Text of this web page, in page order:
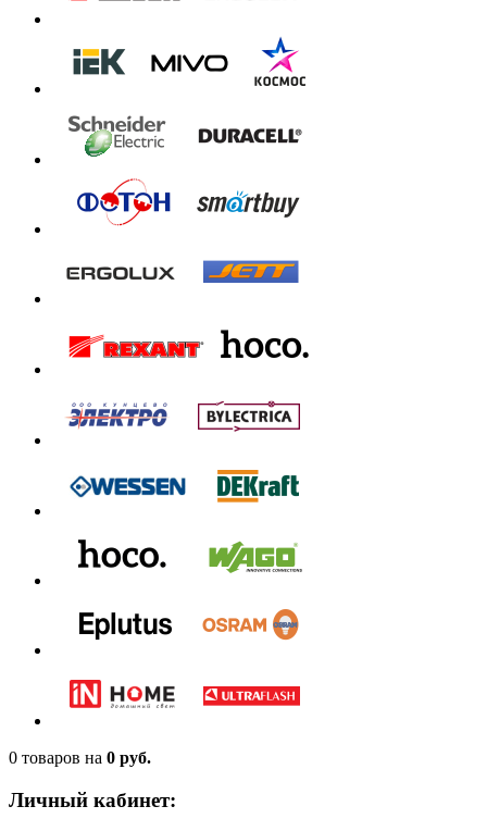
0 товаров на 0 руб.
Личный кабинет: